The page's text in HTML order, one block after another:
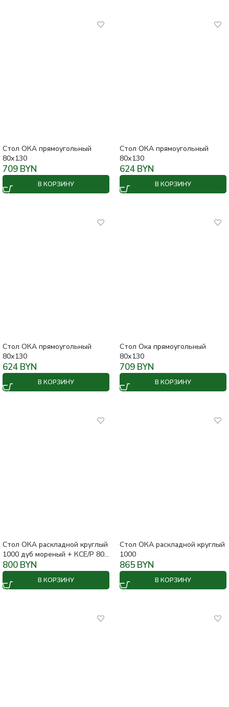
Стол ОКА прямоугольный
80х130
709 BYN
В КОРЗИНУ
Стол ОКА прямоугольный
80х130
624 BYN
В КОРЗИНУ
Стол ОКА прямоугольный
80х130
624 BYN
В КОРЗИНУ
Стол Ока прямоугольный
80х130
709 BYN
В КОРЗИНУ
Стол ОКА раскладной круглый
1000 дуб мореный + КСЕ/Р 80
черный
800 BYN
В КОРЗИНУ
Стол ОКА раскладной круглый
1000
865 BYN
В КОРЗИНУ